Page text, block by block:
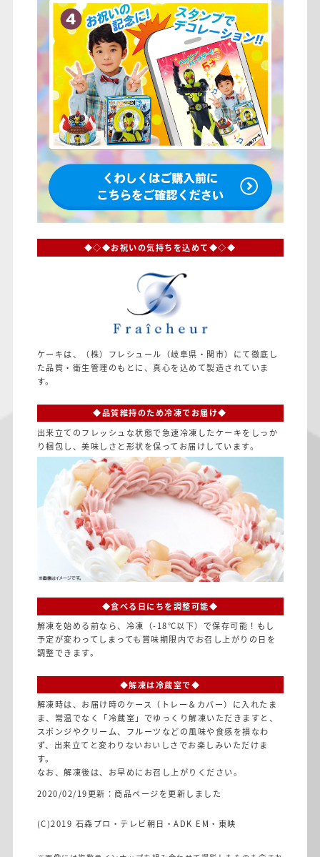
◆◇◆お祝いの気持ちを込めて◆◇◆
ケーキは、（株）フレシュール（岐阜県・関市）にて徹底し
た品質・衛生管理のもとに、真心を込めて製造されていま
す。
◆品質維持のため冷凍でお届け◆
出来立てのフレッシュな状態で急速冷凍したケーキをしっか
り梱包し、美味しさと形状を保ってお届けしています。
◆食べる日にちを調整可能◆
解凍を始める前なら、冷凍（-18℃以下）で保存可能！もし
予定が変わってしまっても賞味期限内でお召し上がりの日を
調整できます。
◆解凍は冷蔵室で◆
解凍時は、お届け時のケース（トレー＆カバー）に入れたま
ま、常温でなく「冷蔵室」でゆっくり解凍いただきますと、
スポンジやクリーム、フルーツなどの風味や食感を損なわ
ず、出来立てと変わりないおいしさでお楽しみいただけま
す。
なお、解凍後は、お早めにお召し上がりください。
2020/02/19更新：商品ページを更新しました
(C)2019 石森プロ・テレビ朝日・ADK EM・東映